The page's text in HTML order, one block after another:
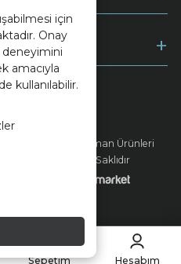
için
Onay
deneyimini
amacıyla
kullanılabilir.
Enerji Seramik Orman Ürünleri
A.Ş. - Tüm Hakları Saklıdır
Sepetim Hesabım